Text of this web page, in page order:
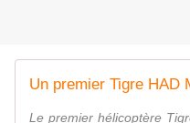
Le premier hélicoptère